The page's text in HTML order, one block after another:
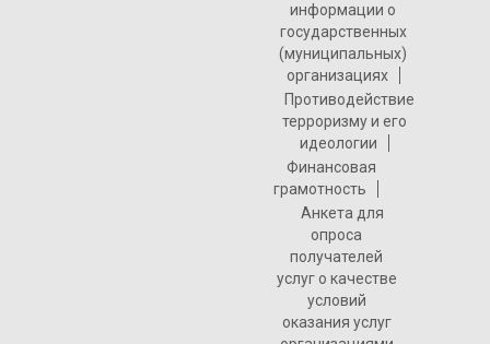
информации о
государственных
(муниципальных)
организациях
Противодействие
терроризму и его
идеологии
Финансовая
грамотность
Анкета для
опроса
получателей
услуг о качестве
условий
оказания услуг